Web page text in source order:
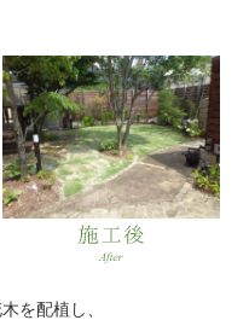
を配植し、